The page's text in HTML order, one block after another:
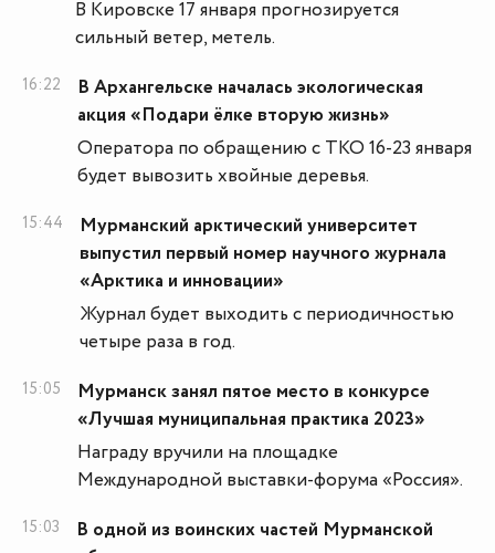
В Кировске 17 января прогнозируется
сильный ветер, метель.
16:22
В Архангельске началась экологическая
акция «Подари ёлке вторую жизнь»
Оператора по обращению с ТКО 16-23 января
будет вывозить хвойные деревья.
15:44
Мурманский арктический университет
выпустил первый номер научного журнала
«Арктика и инновации»
Журнал будет выходить с периодичностью
четыре раза в год.
15:05
Мурманск занял пятое место в конкурсе
«Лучшая муниципальная практика 2023»
Награду вручили на площадке
Международной выставки-форума «Россия».
15:03
В одной из воинских частей Мурманской